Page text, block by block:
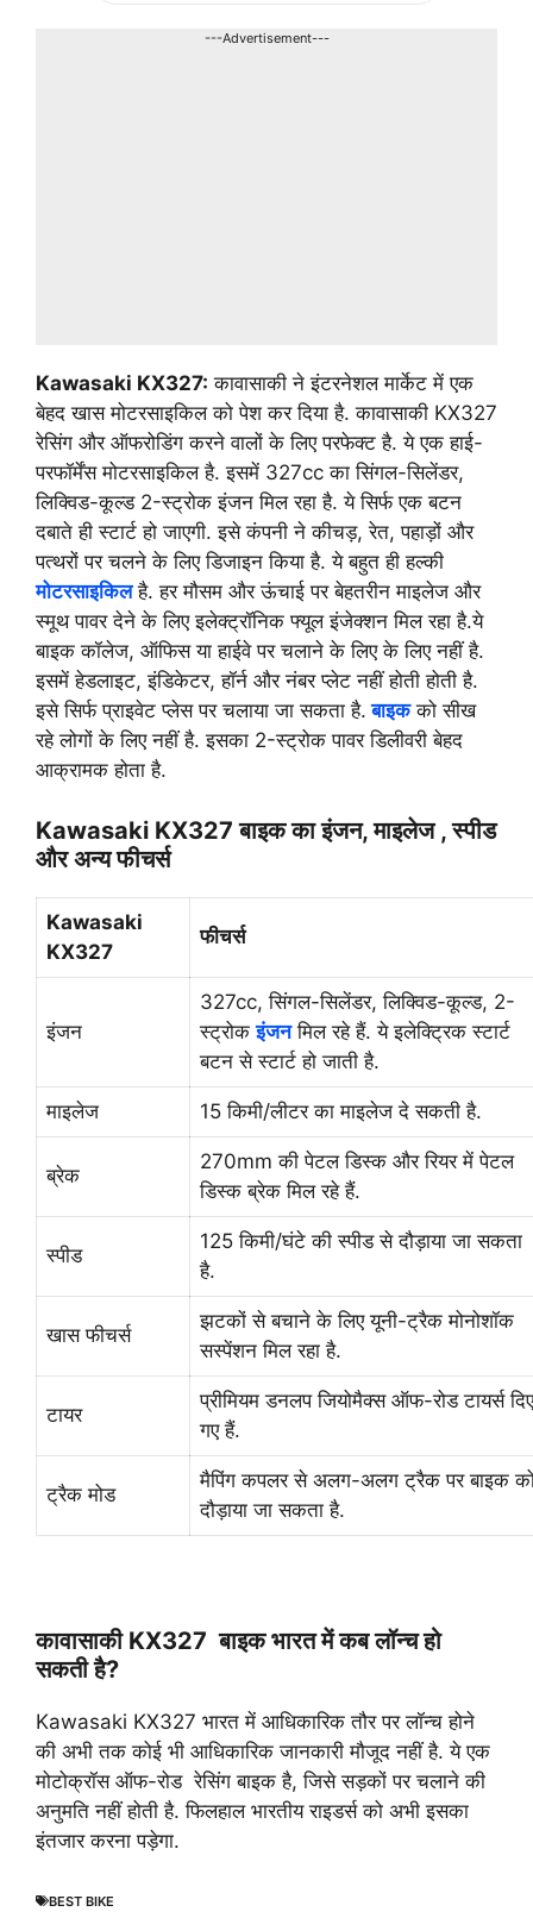
---Advertisement---
Kawasaki KX327: कावासाकी ने इंटरनेशल मार्केट में एक
बेहद खास मोटरसाइकिल को पेश कर दिया है. कावासाकी KX327
रेसिंग और ऑफरोडिंग करने वालों के लिए परफेक्ट है. ये एक हाई-
परफॉर्मेंस मोटरसाइकिल है. इसमें 327cc का सिंगल-सिलेंडर,
लिक्विड-कूल्ड 2-स्ट्रोक इंजन मिल रहा है. ये सिर्फ एक बटन
दबाते ही स्टार्ट हो जाएगी. इसे कंपनी ने कीचड़, रेत, पहाड़ों और
पत्थरों पर चलने के लिए डिजाइन किया है. ये बहुत ही हल्की
मोटरसाइकिलहै. हर मौसम और ऊंचाई पर बेहतरीन माइलेज और
स्मूथ पावर देने के लिए इलेक्ट्रॉनिक फ्यूल इंजेक्शन मिल रहा है.ये
बाइक कॉलेज, ऑफिस या हाईवे पर चलाने के लिए के लिए नहीं है.
इसमें हेडलाइट, इंडिकेटर, हॉर्न और नंबर प्लेट नहीं होती होती है.
इसे सिर्फ प्राइवेट प्लेस पर चलाया जा सकता है. बाइकको सीख
रहे लोगों के लिए नहीं है. इसका 2-स्ट्रोक पावर डिलीवरी बेहद
आक्रामक होता है.
Kawasaki KX327 बाइक का इंजन, माइलेज , स्पीड
और अन्य फीचर्स
Kawasaki
KX327
फीचर्स
इंजन
327cc, सिंगल-सिलेंडर, लिक्विड-कूल्ड, 2-
स्ट्रोकइंजनमिल रहे हैं. ये इलेक्ट्रिक स्टार्ट
बटन से स्टार्ट हो जाती है.
माइलेज 15 किमी/लीटर का माइलेज दे सकती है.
ब्रेक
270mm की पेटल डिस्क और रियर में पेटल
डिस्क ब्रेक मिल रहे हैं.
स्पीड
125 किमी/घंटे की स्पीड से दौड़ाया जा सकता
है.
खास फीचर्स
झटकों से बचाने के लिए यूनी-ट्रैक मोनोशॉक
सस्पेंशन मिल रहा है.
टायर
प्रीमियम डनलप जियोमैक्स ऑफ-रोड टायर्स दिए
गए हैं.
ट्रैक मोड
मैपिंग कपलर से अलग-अलग ट्रैक पर बाइक
दौड़ाया जा सकता है.
कावासाकी KX327 बाइक भारत में कब लॉन्च हो
सकती है?
Kawasaki KX327 भारत में आधिकारिक तौर पर लॉन्च होने
की अभी तक कोई भी आधिकारिक जानकारी मौजूद नहीं है. ये एक
मोटोक्रॉस ऑफ-रोड रेसिंग बाइक है, जिसे सड़कों पर चलाने की
अनुमति नहीं होती है. फिलहाल भारतीय राइडर्स को अभी इसका
इंतजार करना पड़ेगा.
BEST BIKE